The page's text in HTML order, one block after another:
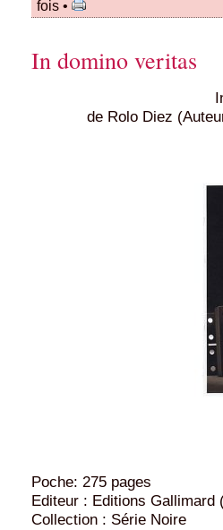
fois •
In domino veritas
de Rolo Diez
Poche: 275 pages
Editeur : Editions Gallimard
Collection : Série Noire